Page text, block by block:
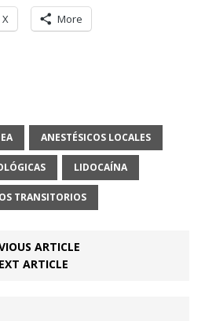
X More
ANESTÉSICOS LOCALES
LIDOCAÍNA
TRANSITORIOS
ARTICLE
ARTICLE